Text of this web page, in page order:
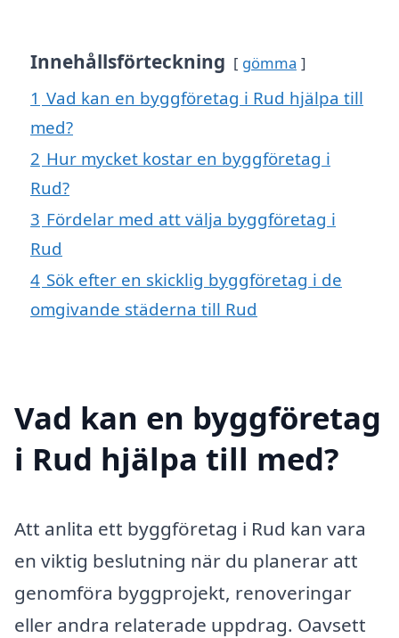
Innehållsförteckning gömma
1 Vad kan en byggföretag i Rud hjälpa till
med?
2 Hur mycket kostar en byggföretag i
Rud?
3 Fördelar med att välja byggföretag i
Rud
4 Sök efter en skicklig byggföretag i de
omgivande städerna till Rud
Vad kan en byggföretag
i Rud hjälpa till med?
Att anlita ett byggföretag i Rud kan vara
en viktig beslutning när du planerar att
genomföra byggprojekt, renoveringar
eller andra relaterade uppdrag. Oavsett